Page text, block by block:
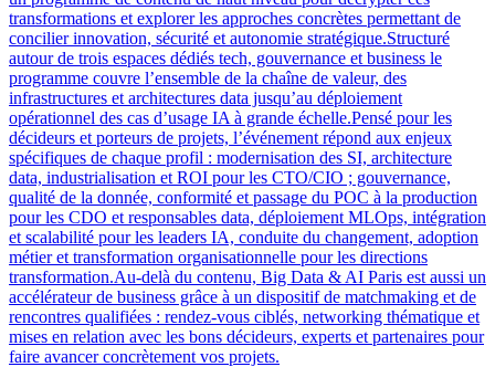
transformations et explorer les approches concrètes permettant de
concilier innovation, sécurité et autonomie stratégique.Structuré
autour de trois espaces dédiés tech, gouvernance et business le
programme couvre l’ensemble de la chaîne de valeur, des
infrastructures et architectures data jusqu’au déploiement
opérationnel des cas d’usage IA à grande échelle.Pensé pour les
décideurs et porteurs de projets, l’événement répond aux enjeux
spécifiques de chaque profil : modernisation des SI, architecture
data, industrialisation et ROI pour les CTO/CIO ; gouvernance,
qualité de la donnée, conformité et passage du POC à la production
pour les CDO et responsables data, déploiement MLOps, intégration
et scalabilité pour les leaders IA, conduite du changement, adoption
métier et transformation organisationnelle pour les directions
transformation.Au-delà du contenu, Big Data & AI Paris est aussi un
accélérateur de business grâce à un dispositif de matchmaking et de
rencontres qualifiées : rendez-vous ciblés, networking thématique et
mises en relation avec les bons décideurs, experts et partenaires pour
faire avancer concrètement vos projets.